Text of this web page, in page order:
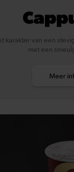
karakter van een
met een
Meer